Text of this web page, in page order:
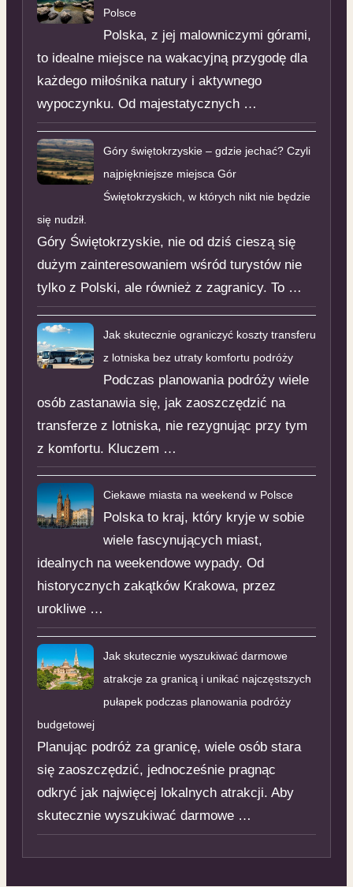
Polsce
Polska, z jej malowniczymi górami,
to idealne miejsce na wakacyjną przygodę dla
każdego miłośnika natury i aktywnego
wypoczynku. Od majestatycznych …
Góry świętokrzyskie – gdzie jechać? Czyli
najpiękniejsze miejsca Gór
Świętokrzyskich, w których nikt nie będzie
się nudził.
Góry Świętokrzyskie, nie od dziś cieszą się
dużym zainteresowaniem wśród turystów nie
tylko z Polski, ale również z zagranicy. To …
Jak skutecznie ograniczyć koszty transferu
z lotniska bez utraty komfortu podróży
Podczas planowania podróży wiele
osób zastanawia się, jak zaoszczędzić na
transferze z lotniska, nie rezygnując przy tym
z komfortu. Kluczem …
Ciekawe miasta na weekend w Polsce
Polska to kraj, który kryje w sobie
wiele fascynujących miast,
idealnych na weekendowe wypady. Od
historycznych zakątków Krakowa, przez
urokliwe …
Jak skutecznie wyszukiwać darmowe
atrakcje za granicą i unikać najczęstszych
pułapek podczas planowania podróży
budgetowej
Planując podróż za granicę, wiele osób stara
się zaoszczędzić, jednocześnie pragnąc
odkryć jak najwięcej lokalnych atrakcji. Aby
skutecznie wyszukiwać darmowe …